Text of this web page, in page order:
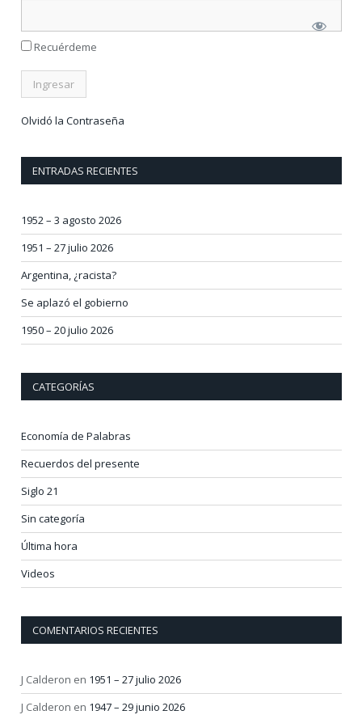
Recuérdeme
Olvidó la Contraseña
ENTRADAS RECIENTES
1952 – 3 agosto 2026
1951 – 27 julio 2026
Argentina, ¿racista?
Se aplazó el gobierno
1950 – 20 julio 2026
CATEGORÍAS
Economía de Palabras
Recuerdos del presente
Siglo 21
Sin categoría
Última hora
Videos
COMENTARIOS RECIENTES
J Calderon en 1951 – 27 julio 2026
J Calderon en 1947 – 29 junio 2026